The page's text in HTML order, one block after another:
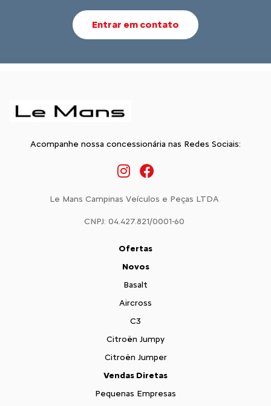
Entrar em contato
Acompanhe nossa concessionária nas Redes Sociais:
Le Mans Campinas Veículos e Peças LTDA
CNPJ: 04.427.821/0001-60
Ofertas
Novos
Basalt
Aircross
C3
Citroën Jumpy
Citroën Jumper
Vendas Diretas
Pequenas Empresas